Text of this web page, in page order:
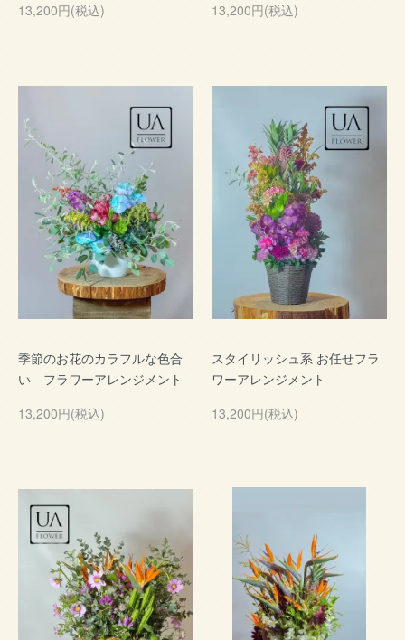
13,200円(税込)
13,200円(税込)
季節のお花のカラフルな色合
い フラワーアレンジメント
13,200円(税込)
スタイリッシュ系 お任せフラ
ワーアレンジメント
13,200円(税込)